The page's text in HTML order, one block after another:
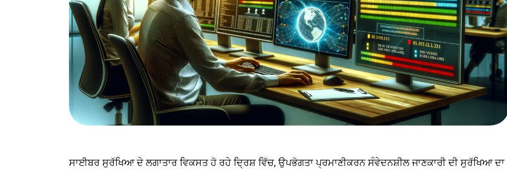
ਸਾਈਬਰ ਸੁਰੱਖਿਆ ਦੇ ਲਗਾਤਾਰ ਵਿਕਸਤ ਹੋ ਰਹੇ ਦ੍ਰਿਸ਼ ਵਿੱਚ, ਉਪਭੋਗਤਾ ਪ੍ਰਮਾਣੀਕਰਨ ਸੰਵੇਦਨਸ਼ੀਲ ਜਾਣਕਾਰੀ ਦੀ ਸੁਰੱਖਿਆ ਦਾ